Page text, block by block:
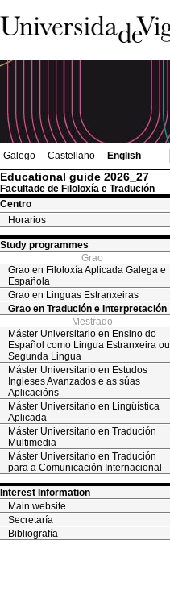
Galego Castellano English
Educational guide 2026_27
Facultade de Filoloxía e Tradución
Centro
Horarios
Study programmes
Grao
Grao en Filoloxía Aplicada Galega e
Española
Grao en Linguas Estranxeiras
Grao en Tradución e Interpretación
Mestrado
Máster Universitario en Ensino do
Español como Lingua Estranxeira ou
Segunda Lingua
Máster Universitario en Estudos
Ingleses Avanzados e as súas
Aplicacións
Máster Universitario en Lingüística
Aplicada
Máster Universitario en Tradución
Multimedia
Máster Universitario en Tradución
para a Comunicación Internacional
Interest Information
Main website
Secretaría
Bibliografía